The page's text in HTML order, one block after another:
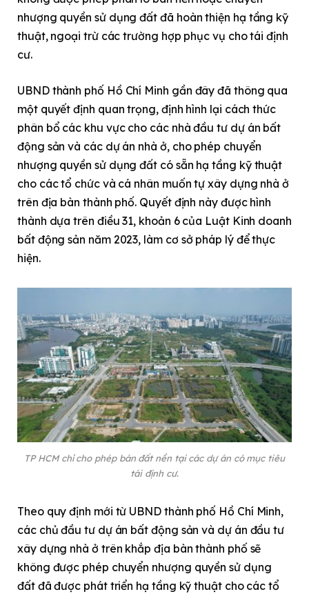
nhượng quyền sử dụng đất đã hoàn thiện hạ tầng kỹ
thuật, ngoại trừ các trường hợp phục vụ cho tái định
cư.
UBND thành phố Hồ Chí Minh gần đây đã thông qua
một quyết định quan trọng, định hình lại cách thức
phân bổ các khu vực cho các nhà đầu tư dự án bất
động sản và các dự án nhà ở, cho phép chuyển
nhượng quyền sử dụng đất có sẵn hạ tầng kỹ thuật
cho các tổ chức và cá nhân muốn tự xây dựng nhà ở
trên địa bàn thành phố. Quyết định này được hình
thành dựa trên điều 31, khoản 6 của Luật Kinh doanh
bất động sản năm 2023, làm cơ sở pháp lý để thực
hiện.
TP HCM chỉ cho phép bán đất nền tại các dự án có mục tiêu
tái định cư.
Theo quy định mới từ UBND thành phố Hồ Chí Minh,
các chủ đầu tư dự án bất động sản và dự án đầu tư
xây dựng nhà ở trên khắp địa bàn thành phố sẽ
không được phép chuyển nhượng quyền sử dụng
đất đã được phát triển hạ tầng kỹ thuật cho các tổ